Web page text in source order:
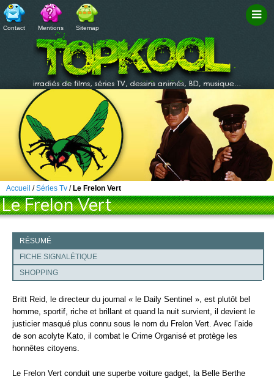
Contact Mentions Sitemap
Accueil /Séries Tv / Le Frelon Vert
Le Frelon Vert
RÉSUMÉ
FICHE SIGNALÉTIQUE
SHOPPING
Britt Reid, le directeur du journal « le Daily Sentinel », est plutôt bel
homme, sportif, riche et brillant et quand la nuit survient, il devient le
justicier masqué plus connu sous le nom du Frelon Vert. Avec l’aide
de son acolyte Kato, il combat le Crime Organisé et protège les
honnêtes citoyens.
Le Frelon Vert conduit une superbe voiture gadget, la Belle Berthe